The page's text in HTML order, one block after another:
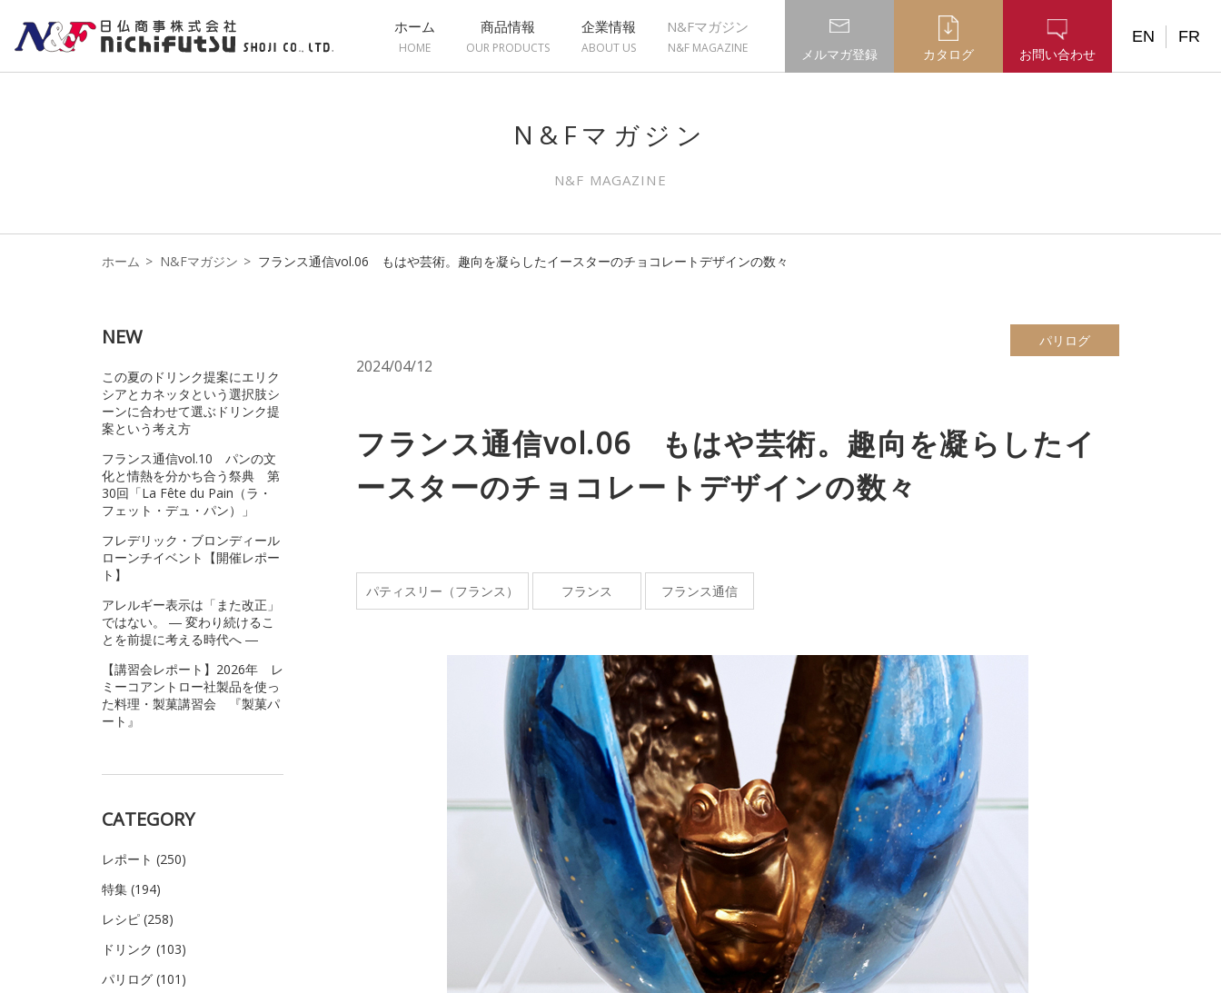
ホーム
HOME
商品情報
OUR PRODUCTS
企業情報
ABOUT US
N&Fマガジン
N&F MAGAZINE メルマガ登録 カタログ お問い合わせ
EN FR
N&Fマガジン
N&F MAGAZINE
ホーム N&Fマガジン フランス通信vol.06 もはや芸術。趣向を凝らしたイースターのチョコレートデザインの数々
パリログ
2024/04/12
フランス通信vol.06 もはや芸術。趣向を凝らしたイ
ースターのチョコレートデザインの数々
パティスリー（フランス） フランス フランス通信
NEW
この夏のドリンク提案にエリク
シアとカネッタという選択肢シ
ーンに合わせて選ぶドリンク提
案という考え方
フランス通信vol.10 パンの文
化と情熱を分かち合う祭典 第
30回「La Fête du Pain（ラ・
フェット・デュ・パン）」
フレデリック・ブロンディール
ローンチイベント【開催レポー
ト】
アレルギー表示は「また改正」
ではない。 ― 変わり続けるこ
とを前提に考える時代へ ―
【講習会レポート】2026年 レ
ミーコアントロー社製品を使っ
た料理・製菓講習会 『製菓パ
ート』
CATEGORY
レポート (250)
特集 (194)
レシピ (258)
ドリンク (103)
パリログ (101)